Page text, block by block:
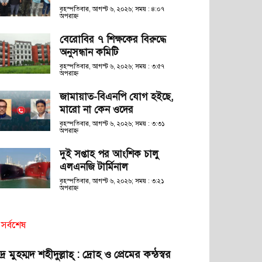
বৃহস্পতিবার, আগস্ট ৬, ২০২৬; সময় : ৪:০৭
অপরাহ্ণ
বেরোবির ৭ শিক্ষকের বিরুদ্ধে
অনুসন্ধান কমিটি
বৃহস্পতিবার, আগস্ট ৬, ২০২৬; সময় : ৩:৫৭
অপরাহ্ণ
জামায়াত-বিএনপি যোগ হইছে,
মারো না কেন ওদের
বৃহস্পতিবার, আগস্ট ৬, ২০২৬; সময় : ৩:৩১
অপরাহ্ণ
দুই সপ্তাহ পর আংশিক চালু
এলএনজি টার্মিনাল
বৃহস্পতিবার, আগস্ট ৬, ২০২৬; সময় : ৩:২১
অপরাহ্ণ
সর্বশেষ
মুহম্মদ শহীদুল্লাহ্ : দ্রোহ ও প্রেমের কন্ঠস্বর